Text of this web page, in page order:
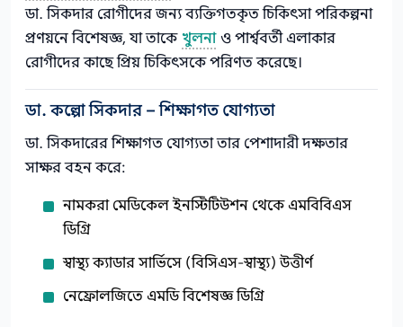
ডা. সিকদার রোগীদের জন্য ব্যক্তিগতকৃত চিকিৎসা পরিকল্পনা
প্রণয়নে বিশেষজ্ঞ, যা তাকে খুলনা ও পার্শ্ববর্তী এলাকার
রোগীদের কাছে প্রিয় চিকিৎসকে পরিণত করেছে।
ডা. কল্পো সিকদার – শিক্ষাগত যোগ্যতা
ডা. সিকদারের শিক্ষাগত যোগ্যতা তার পেশাদারী দক্ষতার
সাক্ষর বহন করে:
নামকরা মেডিকেল ইনস্টিটিউশন থেকে এমবিবিএস
ডিগ্রি
স্বাস্থ্য ক্যাডার সার্ভিসে (বিসিএস-স্বাস্থ্য) উত্তীর্ণ
নেফ্রোলজিতে এমডি বিশেষজ্ঞ ডিগ্রি